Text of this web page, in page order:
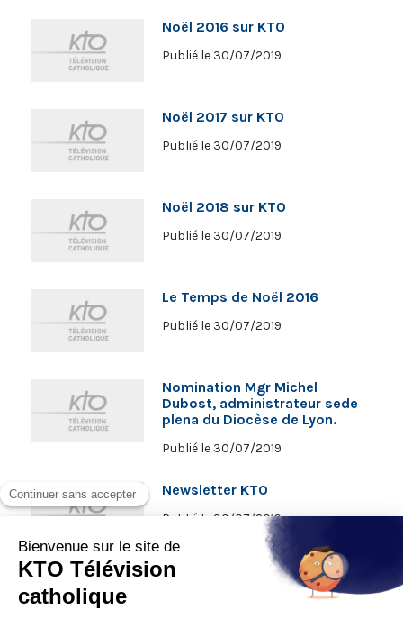
Noël 2016 sur KTO
Publié le 30/07/2019
Noël 2017 sur KTO
Publié le 30/07/2019
Noël 2018 sur KTO
Publié le 30/07/2019
Le Temps de Noël 2016
Publié le 30/07/2019
Nomination Mgr Michel
Dubost, administrateur sede
plena du Diocèse de Lyon.
Publié le 30/07/2019
Newsletter KTO
Publié le 30/07/2019
GoConfess